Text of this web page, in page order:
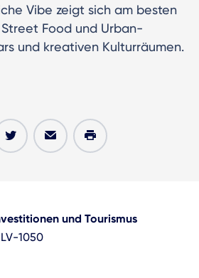
Vibe zeigt sich am besten
Food und Urban-
und kreativen Kulturräumen.
und Tourismus
1050